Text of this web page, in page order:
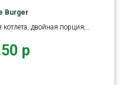
Burger
двойная порция,
р